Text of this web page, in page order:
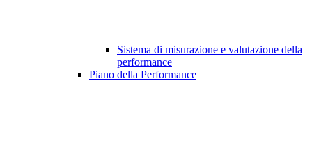
Sistema di misurazione e valutazione della
performance
Piano della Performance